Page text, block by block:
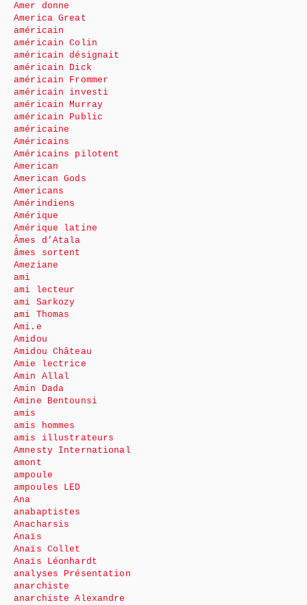
Amer donne
America Great
américain
américain Colin
américain désignait
américain Dick
américain Frommer
américain investi
américain Murray
américain Public
américaine
Américains
Américains pilotent
American
American Gods
Americans
Amérindiens
Amérique
Amérique latine
Âmes d’Atala
âmes sortent
Ameziane
ami
ami lecteur
ami Sarkozy
ami Thomas
Ami.e
Amidou
Amidou Château
Amie lectrice
Amin Allal
Amin Dada
Amine Bentounsi
amis
amis hommes
amis illustrateurs
Amnesty International
amont
ampoule
ampoules LED
Ana
anabaptistes
Anacharsis
Anaïs
Anaïs Collet
Anaïs Léonhardt
analyses Présentation
anarchiste
anarchiste Alexandre